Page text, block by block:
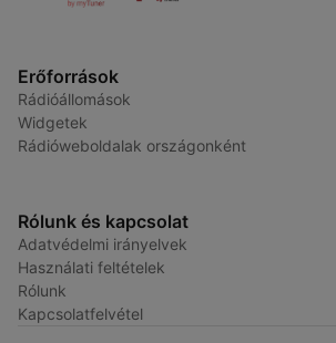
Erőforrások
Rádióállomások
Widgetek
Rádióweboldalak országonként
Rólunk és kapcsolat
Adatvédelmi irányelvek
Használati feltételek
Rólunk
Kapcsolatfelvétel